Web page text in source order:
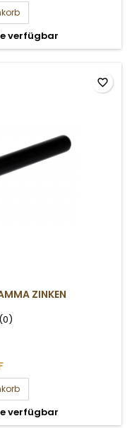
verfügbar
ZINKEN
(0)
verfügbar
favorite_border